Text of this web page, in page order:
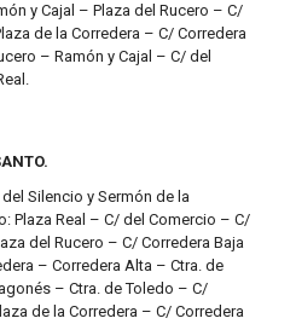
y Cajal – Plaza del Rucero – C/
de la Corredera – C/ Corredera
– Ramón y Cajal – C/ del
Silencio y Sermón de la
Plaza Real – C/ del Comercio – C/
del Rucero – C/ Corredera Baja
– Corredera Alta – Ctra. de
– Ctra. de Toledo – C/
de la Corredera – C/ Corredera